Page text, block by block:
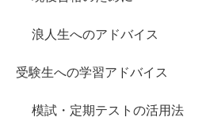
浪人生へのアドバイス
受験生への学習アドバイス
模試・定期テストの活用法